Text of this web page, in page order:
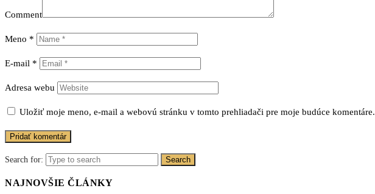
Comment
Meno *
E-mail *
Adresa webu
Uložiť moje meno, e-mail a webovú stránku v tomto prehliadači pre moje budúce komentáre.
Search for: Search
NAJNOVŠIE ČLÁNKY